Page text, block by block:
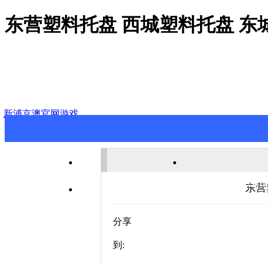
东营塑料托盘 西城塑料托盘
新浦京澳官网游戏
关于新浦京澳
东
分享
到: